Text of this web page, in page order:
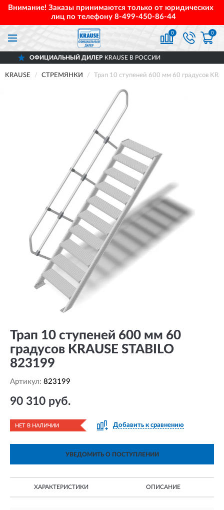
Внимание! Заказы принимаются только от юридических
лиц по телефону 8-499-450-86-44
0 0
ДИЛЕРKRAUSE В РОССИИ
KRAUSE СТРЕМЯНКИ Трап 10 ступеней 600 мм 60 градусов
Трап 10 ступеней 600 мм 60
градусов KRAUSE STABILO
823199
Артикул: 823199
90 310 руб.
НЕТ В НАЛИЧИИ Добавить к сравнению
УВЕДОМИТЬ О ПОСТУПЛЕНИИ
ХАРАКТЕРИСТИКИ ОПИСАНИЕ